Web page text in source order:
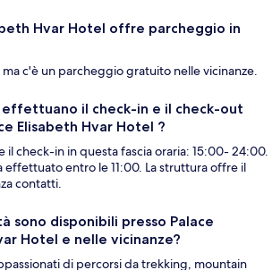
Hvar Hotel offre parcheggio in
c'è un parcheggio gratuito nelle vicinanze.
effettuano il check-in e il check-out
Elisabeth Hvar Hotel ?
il check-in in questa fascia oraria: 15:00- 24:00.
effettuato entro le 11:00. La struttura offre il
contatti.
sono disponibili presso Palace
Hotel e nelle vicinanze?
di percorsi da trekking, mountain